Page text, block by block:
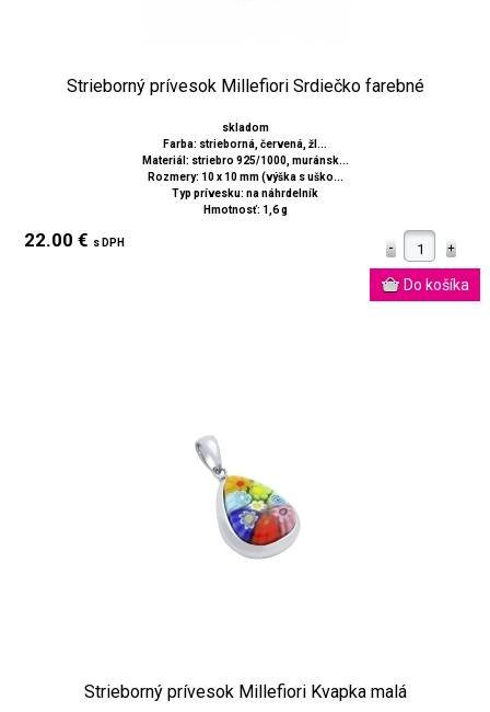
Strieborný prívesok Millefiori Srdiečko farebné
skladom
Farba: strieborná, červená, žl...
Materiál: striebro 925/1000, muránsk...
Rozmery: 10 x 10 mm (výška s uško...
Typ prívesku: na náhrdelník
Hmotnosť: 1,6 g
22.00 € s DPH
Strieborný prívesok Millefiori Kvapka malá